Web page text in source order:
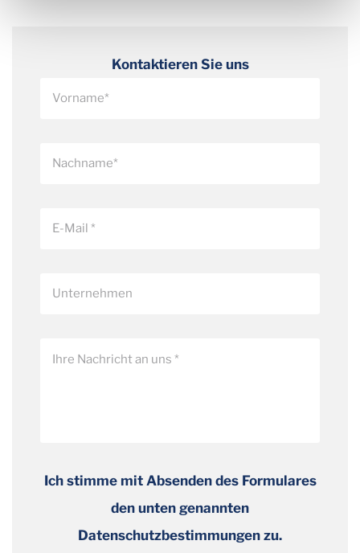
Kontaktieren Sie uns
Ich stimme mit Absenden des Formulares
den unten genannten
Datenschutzbestimmungen zu.